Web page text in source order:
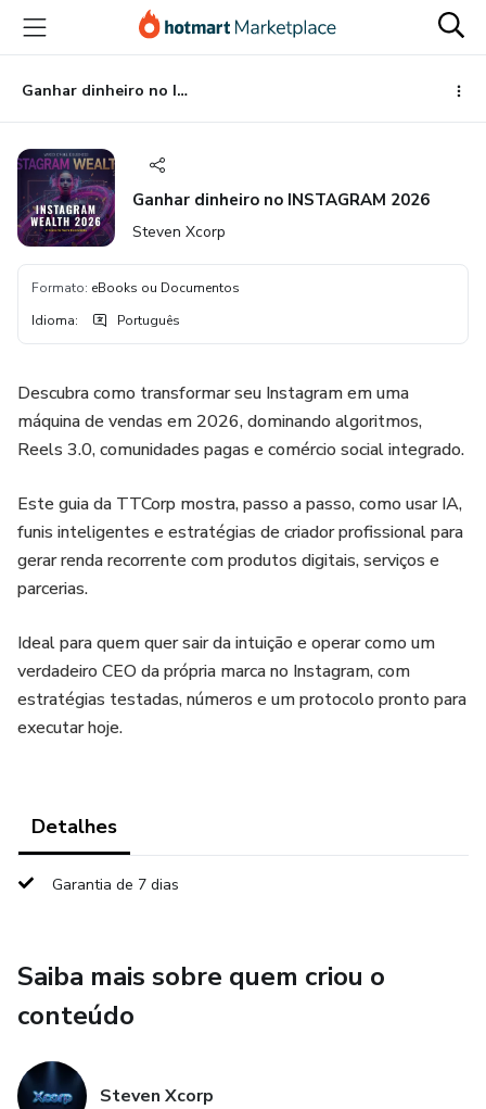
para
conteúdo
principal
para
pagamento
para
rodapé
Ganhar dinheiro no INSTAGRAM 2026
Ganhar dinheiro no INSTAGRAM 2026
Steven Xcorp
Formato: eBooks ou Documentos
Idioma: Português
Descubra como transformar seu Instagram em uma
máquina de vendas em 2026, dominando algoritmos,
Reels 3.0, comunidades pagas e comércio social integrado.
Este guia da TTCorp mostra, passo a passo, como usar IA,
funis inteligentes e estratégias de criador profissional para
gerar renda recorrente com produtos digitais, serviços e
parcerias.
Ideal para quem quer sair da intuição e operar como um
verdadeiro CEO da própria marca no Instagram, com
estratégias testadas, números e um protocolo pronto para
executar hoje.
Detalhes
Garantia de 7 dias
Saiba mais sobre quem criou o
conteúdo
Steven Xcorp